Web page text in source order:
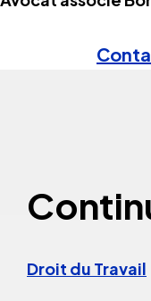
Droit du Travail